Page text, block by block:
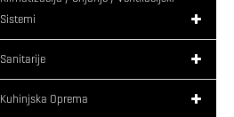
Sistemi
Sanitarije
Kuhinjska Oprema